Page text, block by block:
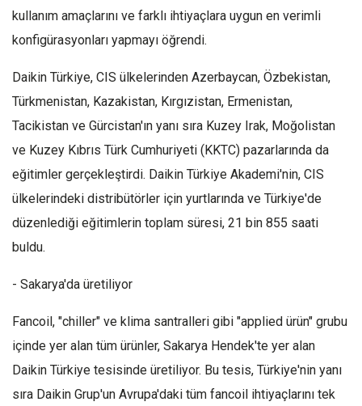
kullanım amaçlarını ve farklı ihtiyaçlara uygun en verimli
konfigürasyonları yapmayı öğrendi.
Daikin Türkiye, CIS ülkelerinden Azerbaycan, Özbekistan,
Türkmenistan, Kazakistan, Kırgızistan, Ermenistan,
Tacikistan ve Gürcistan'ın yanı sıra Kuzey Irak, Moğolistan
ve Kuzey Kıbrıs Türk Cumhuriyeti (KKTC) pazarlarında da
eğitimler gerçekleştirdi. Daikin Türkiye Akademi'nin, CIS
ülkelerindeki distribütörler için yurtlarında ve Türkiye'de
düzenlediği eğitimlerin toplam süresi, 21 bin 855 saati
buldu.
- Sakarya'da üretiliyor
Fancoil, "chiller" ve klima santralleri gibi "applied ürün" grubu
içinde yer alan tüm ürünler, Sakarya Hendek'te yer alan
Daikin Türkiye tesisinde üretiliyor. Bu tesis, Türkiye'nin yanı
sıra Daikin Grup'un Avrupa'daki tüm fancoil ihtiyaçlarını tek